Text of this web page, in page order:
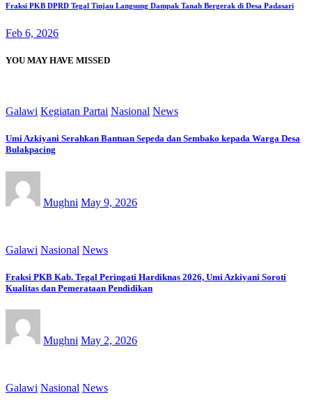
Fraksi PKB DPRD Tegal Tinjau Langsung Dampak Tanah Bergerak di Desa Padasari
Feb 6, 2026
YOU MAY HAVE MISSED
Galawi Kegiatan Partai Nasional News
Umi Azkiyani Serahkan Bantuan Sepeda dan Sembako kepada Warga Desa
Bulakpacing
Mughni May 9, 2026
Galawi Nasional News
Fraksi PKB Kab. Tegal Peringati Hardiknas 2026, Umi Azkiyani Soroti
Kualitas dan Pemerataan Pendidikan
Mughni May 2, 2026
Galawi Nasional News